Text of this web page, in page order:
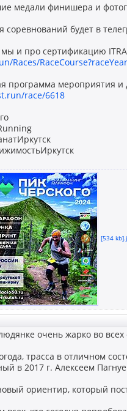
медали финишера и
соревнований будет в
и про сертификацию
Races/
программа мероприятия и
race/6618
[534
очень жарко во всех
трасса в отличном
в 2017 г. Алексеем
ориентир, который